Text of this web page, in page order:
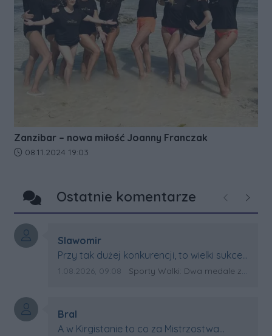
Zanzibar – nowa miłość Joanny Franczak
Data dodania artykułu:
08.11.2024 19:03
Ostatnie komentarze Poprzednie
Autor komentarza:
Slawomir
Treść komentarza:
Przy tak dużej konkurencji, to wielki sukces
Artura. Gratulacje !
Data dodania komentarza:
1.08.2026, 09:08 Źródło komentarza:
Sporty Walki: Dwa medale za oceanem
Autor komentarza:
Bral
Treść komentarza:
A w Kirgistanie to co za Mistrzostwa